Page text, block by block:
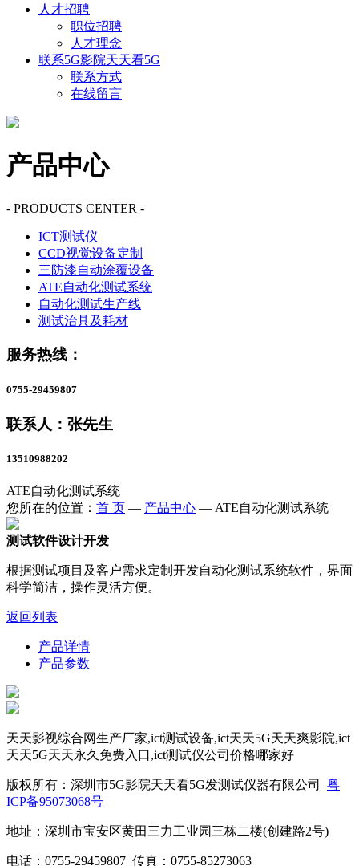
人才招聘
职位招聘
人才理念
联系5G影院天天看5G
联系方式
在线留言
产品中心
- PRODUCTS CENTER -
ICT测试仪
CCD视觉设备定制
三防漆自动涂覆设备
ATE自动化测试系统
自动化测试生产线
测试治具及耗材
服务热线：
0755-29459807
联系人：张先生
13510988202
ATE自动化测试系统
您所在的位置： 首 页 — 产品中心 — ATE自动化测试系统
测试软件设计开发
根据测试项目及客户需求定制开发自动化测试系统软件，界面
科学简洁，操作灵活方便。
返回列表
产品详情
产品参数
天天影视综合网生产厂家,ict测试设备,ict天天5G天天爽影院,ict
天天5G天天永久免费入口,ict测试仪公司价格哪家好
版权所有：深圳市5G影院天天看5G发测试仪器有限公司 粤
ICP备95073068号
地址：深圳市宝安区黄田三力工业园三栋二楼(创建路2号)
电话：0755-29459807 传真：0755-85273063